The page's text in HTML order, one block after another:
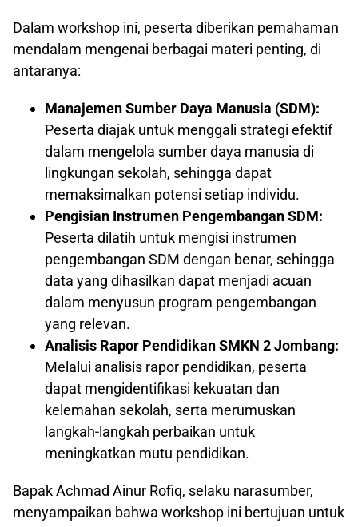
Dalam workshop ini, peserta diberikan pemahaman
mendalam mengenai berbagai materi penting, di
antaranya:
Manajemen Sumber Daya Manusia (SDM):
Peserta diajak untuk menggali strategi efektif
dalam mengelola sumber daya manusia di
lingkungan sekolah, sehingga dapat
memaksimalkan potensi setiap individu.
Pengisian Instrumen Pengembangan SDM:
Peserta dilatih untuk mengisi instrumen
pengembangan SDM dengan benar, sehingga
data yang dihasilkan dapat menjadi acuan
dalam menyusun program pengembangan
yang relevan.
Analisis Rapor Pendidikan SMKN 2 Jombang:
Melalui analisis rapor pendidikan, peserta
dapat mengidentifikasi kekuatan dan
kelemahan sekolah, serta merumuskan
langkah-langkah perbaikan untuk
meningkatkan mutu pendidikan.
Bapak Achmad Ainur Rofiq, selaku narasumber,
menyampaikan bahwa workshop ini bertujuan untuk